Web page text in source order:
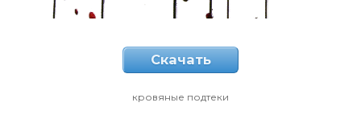
Скачать
кровяные подтеки